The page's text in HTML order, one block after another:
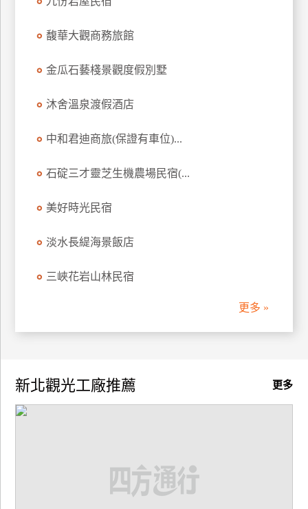
作
馥華大觀商務旅館
金瓜石藝棧景觀度假別墅
沐舍溫泉渡假酒店
中和君迪商旅(保證有車位)...
石碇三才靈芝生機農場民宿(...
美好時光民宿
淡水長緹海景飯店
三峽花岩山林民宿
更多 »
更多
新北觀光工廠推薦